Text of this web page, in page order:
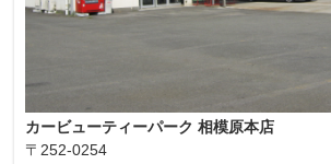
カービューティーパーク 相模原本店
〒252-0254